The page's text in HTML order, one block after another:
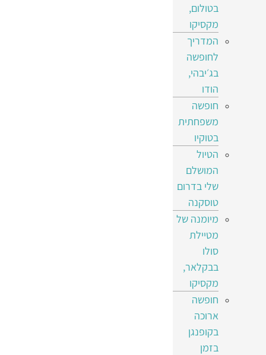
בטולום,
מקסיקו
המדריך
לחופשה
בג׳יבהי,
הודו
חופשה
משפחתית
בטוקיו
הטיול
המושלם
שלי בדרום
טוסקנה
מיומנה של
מטיילת
סולו
בבקלאר,
מקסיקו
חופשה
ארוכה
בקופנגן
בזמן